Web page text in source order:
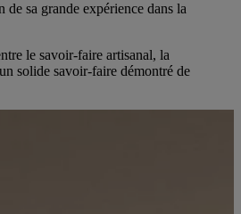
sa grande expérience dans la
le savoir-faire artisanal, la
solide savoir-faire démontré de